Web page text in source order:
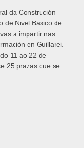
da Construción
de Nivel Básico de
a impartir nas
en Guillarei.
11 ao 22 de
25 prazas que se
de Prevención